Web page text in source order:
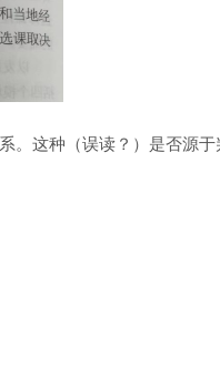
。这种（误读？）是否源于